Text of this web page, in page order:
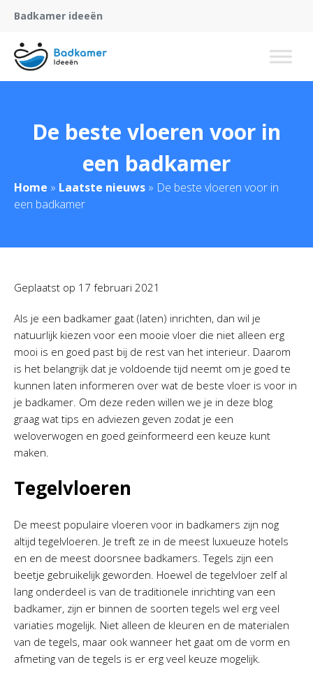
Badkamer ideeën
De beste vloeren voor in
een badkamer
Home » Laatste nieuws » De beste vloeren voor in
een badkamer
Geplaatst op 17 februari 2021
Als je een badkamer gaat (laten) inrichten, dan wil je
natuurlijk kiezen voor een mooie vloer die niet alleen erg
mooi is en goed past bij de rest van het interieur. Daarom
is het belangrijk dat je voldoende tijd neemt om je goed te
kunnen laten informeren over wat de beste vloer is voor in
je badkamer. Om deze reden willen we je in deze blog
graag wat tips en adviezen geven zodat je een
weloverwogen en goed geïnformeerd een keuze kunt
maken.
Tegelvloeren
De meest populaire vloeren voor in badkamers zijn nog
altijd tegelvloeren. Je treft ze in de meest luxueuze hotels
en en de meest doorsnee badkamers. Tegels zijn een
beetje gebruikelijk geworden. Hoewel de tegelvloer zelf al
lang onderdeel is van de traditionele inrichting van een
badkamer, zijn er binnen de soorten tegels wel erg veel
variaties mogelijk. Niet alleen de kleuren en de materialen
van de tegels, maar ook wanneer het gaat om de vorm en
afmeting van de tegels is er erg veel keuze mogelijk.